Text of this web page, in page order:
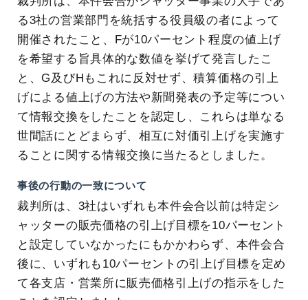
る3社の営業部門を統括する役員級の者によって
開催されたこと、Fが10パーセント程度の値上げ
を希望する旨具体的な数値を挙げて発言したこ
と、G及びHもこれに反対せず、積算価格の引上
げによる値上げの方法や新聞発表の予定等につい
て情報交換をしたことを認定し、これらは単なる
世間話にとどまらず、相互に対価引上げを実施す
ることに関する情報交換に当たるとしました。
事後の行動の一致について
裁判所は、3社はいずれも本件会合以前は特定シ
ャッターの販売価格の引上げ目標を10パーセント
と設定していなかったにもかかわらず、本件会合
後に、いずれも10パーセントの引上げ目標を定め
て各支店・営業所に販売価格引上げの指示をした